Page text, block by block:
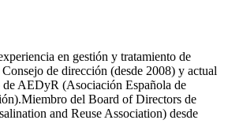
en gestión y tratamiento de
de dirección (desde 2008) y actual
de AEDyR (Asociación Española de
del Board of Directors de
and Reuse Association) desde